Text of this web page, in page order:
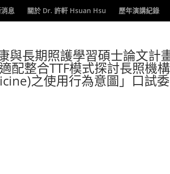
息 關於 Dr. 許軒 Hsuan Hsu 歷年演講紀錄
與長期照護學習碩士論文計
配整合TTF模式探討長照機
之使用行為意圖」口試